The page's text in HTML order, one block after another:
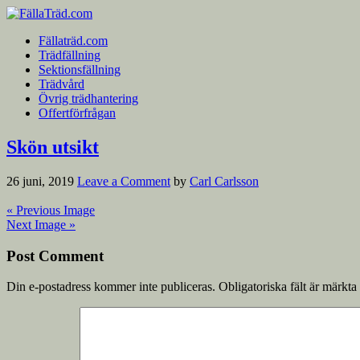
Fällaträd.com
Trädfällning
Sektionsfällning
Trädvård
Övrig trädhantering
Offertförfrågan
Skön utsikt
26 juni, 2019 Leave a Comment by Carl Carlsson
« Previous Image
Next Image »
Post Comment
Din e-postadress kommer inte publiceras. Obligatoriska fält är märkta